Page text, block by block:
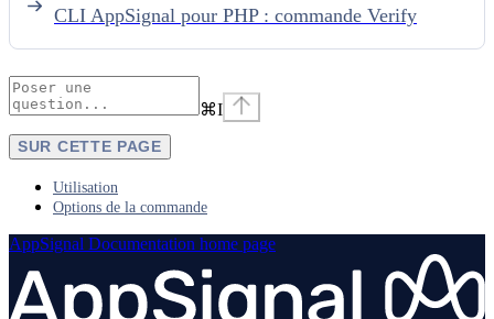
CLI AppSignal pour PHP : commande Verify
⌘I
SUR CETTE PAGE
Utilisation
Options de la commande
AppSignal Documentation home page